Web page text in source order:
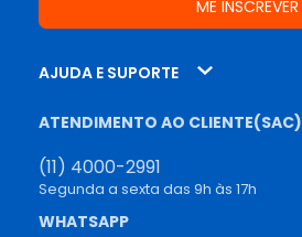
AJUDA E SUPORTE
ATENDIMENTO AO CLIENTE(SAC)
(11) 4000-2991
Segunda a sexta das 9h às 17h
WHATSAPP